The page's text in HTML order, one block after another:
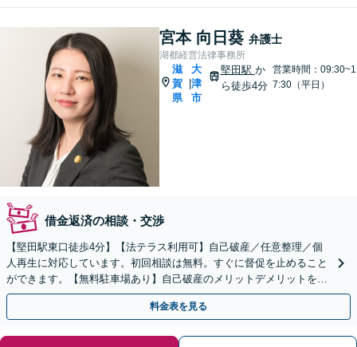
宮本 向日葵 弁護士
湖都経営法律事務所
滋
賀
県
大
津
市
堅田駅 か
ら徒歩4分
営業時間：09:30~1
7:30（平日）
借金返済の相談・交渉
【堅田駅東口徒歩4分】【法テラス利用可】自己破産／任意整理／個
人再生に対応しています。初回相談は無料。すぐに督促を止めること
ができます。【無料駐車場あり】自己破産のメリットデメリットを説
明し誤解を払拭。
料金表を見る